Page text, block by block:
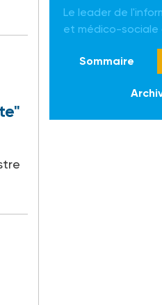
Le leader de
et médico-sociale
Sommaire